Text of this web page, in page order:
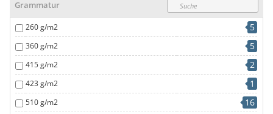
4
264 cm 1
320 cm 7
500 cm 2
1000 mm 1
Grammatur
260 g/m2 5
360 g/m2 5
415 g/m2 2
423 g/m2 1
510 g/m2 16